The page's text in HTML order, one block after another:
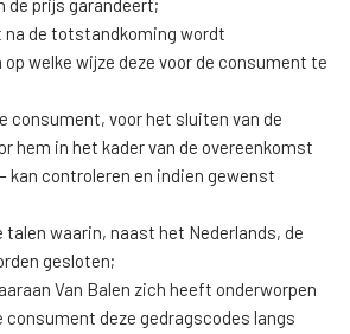
de prijs garandeert;
na de totstandkoming wordt
op welke wijze deze voor de consument te
consument, voor het sluiten van de
hem in het kader van de overeenkomst
kan controleren en indien gewenst
talen waarin, naast het Nederlands, de
gesloten;
Van Balen zich heeft onderworpen
consument deze gedragscodes langs